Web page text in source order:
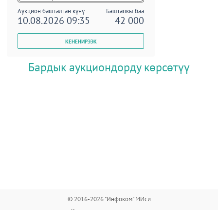
Аукцион башталган күнү Баштапкы баа
10.08.2026 09:35 42 000
Бардык аукциондорду көрсөтүү
© 2016-2026 "Инфоком" МИси